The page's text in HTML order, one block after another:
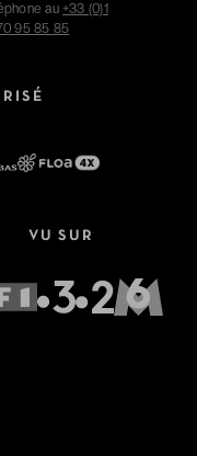
au +33 (0)1
95 85 85
VU SUR